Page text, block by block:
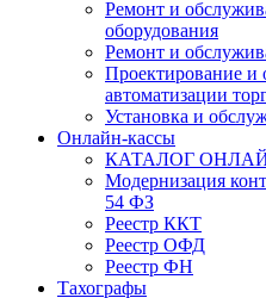
Ремонт и
оборудования
Ремонт и
Проектирование и
автоматизации
Установка и
Онлайн-кассы
КАТАЛОГ
Модернизация
54 ФЗ
Реестр ККТ
Реестр ОФД
Реестр ФН
Тахографы